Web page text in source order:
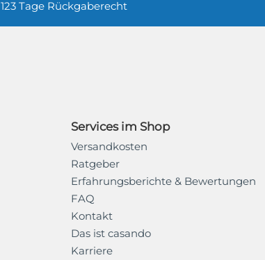
123 Tage Rückgaberecht
Services im Shop
Versandkosten
Ratgeber
Erfahrungsberichte & Bewertungen
FAQ
Kontakt
Das ist casando
Karriere